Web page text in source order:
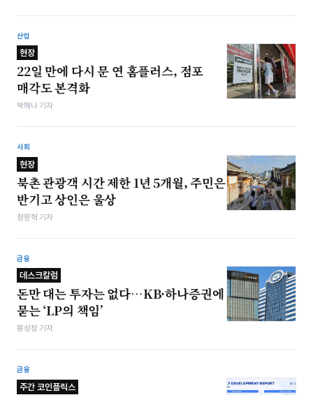
산업
현장
22일 만에 다시 문 연 홈플러스, 점포
매각도 본격화
박해나 기자
사회
현장
북촌 관광객 시간 제한 1년 5개월, 주민은
반기고 상인은 울상
정원혁 기자
금융
데스크칼럼
돈만 대는 투자는 없다…KB·하나증권에
묻는 ‘LP의 책임’
봉성창 기자
금융
주간 코인플릭스